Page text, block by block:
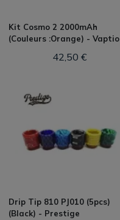
Kit Cosmo 2 2000mAh
(Couleurs :Orange) - Vaptio
42,50 €
Drip Tip 810 PJ010 (5pcs)
(Black) - Prestige